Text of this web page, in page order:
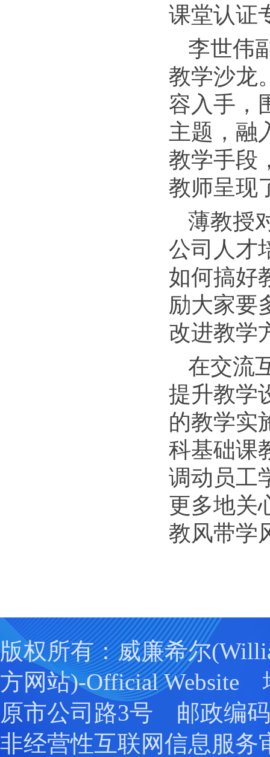
课堂认证
李世伟
教学沙龙
容入手，
主题，融
教学手段
教师呈现
薄教授
公司人才
如何搞好
励大家要
改进教学
在交流
提升教学
的教学实
科基础课
调动员工
更多地关
教风带学
版权所有：威廉希尔
方网站)-Official Website
原市公司路3号 邮政编码
非经营性互联网信息服务